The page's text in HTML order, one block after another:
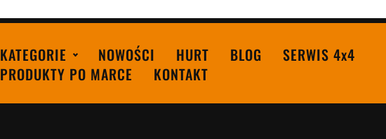
KATEGORIE NOWOŚCI HURT BLOG
SERWIS 4x4
PRODUKTY PO MARCE
KONTAKT